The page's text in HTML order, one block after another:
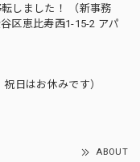
しました！ （新事務
区恵比寿西1-15-2 アパ
日はお休みです）
ABOUT